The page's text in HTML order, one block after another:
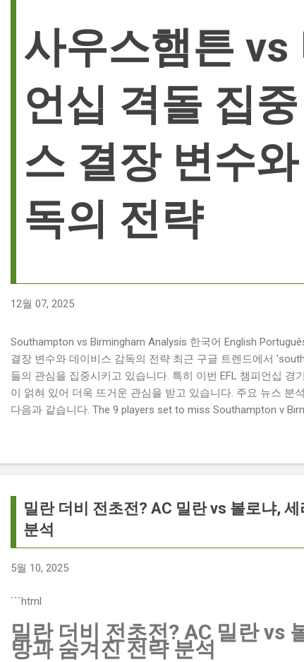
사우스햄튼 vs
언십 격돌 집
스 결장 변수
독의 전략
12월 07, 2025
Southampton vs Birmingham Analysis 한국어 English
결장 변수와 데이비스 감독의 전략 최근 구글 트렌드에서
들의 관심을 집중시키고 있습니다. 특히 이번 EFL 챔피언십
이 얽혀 있어 더욱 뜨거운 관심을 받고 있습니다. 주요 뉴스 분
다음과 같습니다. The 9 players set to miss Southampton v
경기 당일 실시간 스코어 업데이트를 제공하는 뉴스로, 팬들의
boss says his side have to try to "be themselves" away from
팀 고유의 색깔을 유지하는 것이 중요하다고 강조했습니다. ...
밀란 더비 전초전? AC 밀란 vs 볼로냐,
분석
5월 10, 2025
```html
밀란 더비 전초전? AC 밀란 vs
방과 숨겨진 전략 분석